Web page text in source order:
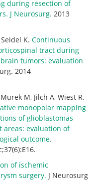
during resection of
J Neurosurg. 2013
K. Continuous
tract during
tumors: evaluation
2014
M, Jilch A, Wiest R,
monopolar mapping
of glioblastomas
areas: evaluation of
outcome.
of ischemic
surgery. J Neurosurg